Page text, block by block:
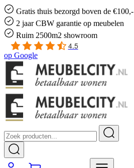
Gratis thuis bezorgd boven de €100,-
2 jaar CBW garantie op meubelen
Ruim 2500m2 showroom
4.5
op Google